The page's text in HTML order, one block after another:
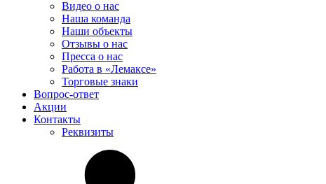
Видео о нас
Наша команда
Наши объекты
Отзывы о нас
Пресса о нас
Работа в «Лемаксе»
Торговые знаки
Вопрос-ответ
Акции
Контакты
Реквизиты